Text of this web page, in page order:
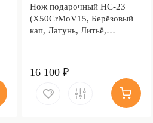
Нож подарочный НС-23
(X50CrMoV15, Берёзовый
кап, Латунь, Литьё,
16 100 ₽